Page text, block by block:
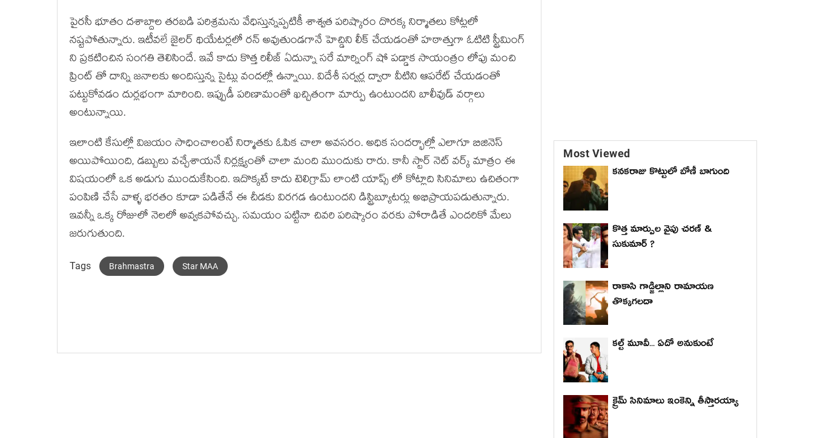
పైరసీ భూతం దశాబ్దాల తరబడి పరిశ్రమను వేధిస్తున్నప్పటికీ శాశ్వత పరిష్కారం దొరక్క నిర్మాతలు కోట్లలో
నష్టపోతున్నారు. ఇటీవలే జైలర్ థియేటర్లలో రన్ అవుతుండగానే హెచ్డిని లీక్ చేయడంతో హఠాత్తుగా ఓటిటి స్ట్రీమింగ్
ని ప్రకటించిన సంగతి తెలిసిందే. ఇవే కాదు కొత్త రిలీజ్ ఏదున్నా సరే మార్నింగ్ షో పడ్డాక సాయంత్రం లోపు మంచి
ప్రింట్ తో దాన్ని జనాలకు అందిస్తున్న సైట్లు వందల్లో ఉన్నాయి. విదేశీ సర్వర్ల ద్వారా వీటిని ఆపరేట్ చేయడంతో
పట్టుకోవడం దుర్లభంగా మారింది. ఇప్పుడీ పరిణామంతో ఖచ్చితంగా మార్పు ఉంటుందని బాలీవుడ్ వర్గాలు
అంటున్నాయి.
ఇలాంటి కేసుల్లో విజయం సాధించాలంటే నిర్మాతకు ఓపిక చాలా అవసరం. అధిక సందర్భాల్లో ఎలాగూ బిజినెస్
అయిపోయింది, డబ్బులు వచ్చేశాయనే నిర్లక్ష్యంతో చాలా మంది ముందుకు రారు. కానీ స్టార్ నెట్ వర్క్ మాత్రం ఈ
విషయంలో ఒక అడుగు ముందుకేసింది. ఇదొక్కటే కాదు టెలిగ్రామ్ లాంటి యాప్స్ లో కోట్లాది సినిమాలు ఉచితంగా
పంపిణి చేసే వాళ్ళ భరతం కూడా పడితేనే ఈ చీడకు విరగడ ఉంటుందని డిస్ట్రిబ్యూటర్లు అభిప్రాయపడుతున్నారు.
ఇవన్నీ ఒక్క రోజులో నెలలో అవ్వకపోవచ్చు. సమయం పట్టినా చివరి పరిష్కారం వరకు పోరాడితే ఎందరికో మేలు
జరుగుతుంది.
Tags Brahmastra Star MAA
Most Viewed
కనకరాజు కొట్టులో బోణీ బాగుంది
కొత్త మార్పుల వైపు చరణ్ &
సుకుమార్ ?
రాకాసి గాడ్జిల్లాని రామాయణ
తొక్కగలదా
కల్ట్ మూవీ... ఏదో అనుకుంటే
క్రైమ్ సినిమాలు ఇంకెన్ని తీస్తారయ్యా